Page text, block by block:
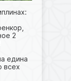
2
едина
всех